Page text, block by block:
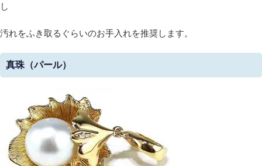
し
汚れをふき取るぐらいのお手入れを推奨します。
真珠（パール）